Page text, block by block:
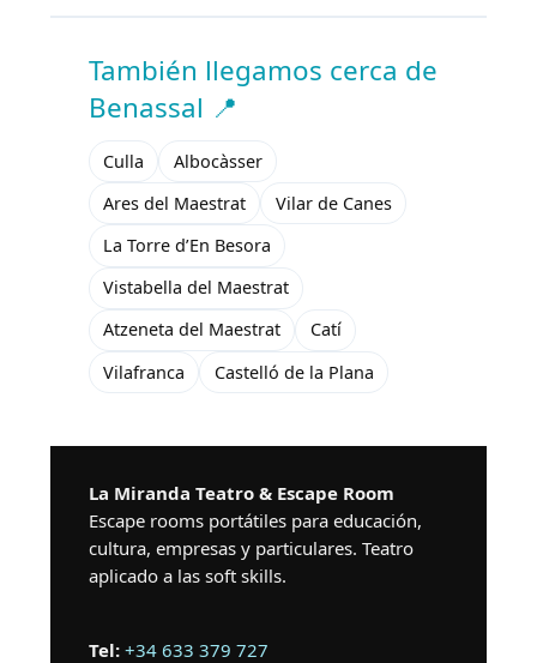
También llegamos cerca de
Benassal 📍
Culla
Albocàsser
Ares del Maestrat
Vilar de Canes
La Torre d’En Besora
Vistabella del Maestrat
Atzeneta del Maestrat
Catí
Vilafranca
Castelló de la Plana
La Miranda Teatro & Escape Room
Escape rooms portátiles para educación,
cultura, empresas y particulares. Teatro
aplicado a las soft skills.
Tel: +34 633 379 727